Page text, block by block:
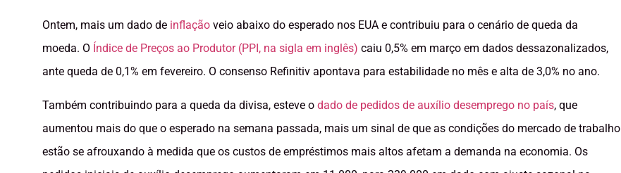
Ontem, mais um dado de inflação veio abaixo do esperado nos EUA e contribuiu para o cenário de queda da
moeda. O Índice de Preços ao Produtor (PPI, na sigla em inglês) caiu 0,5% em março em dados dessazonalizados,
ante queda de 0,1% em fevereiro. O consenso Refinitiv apontava para estabilidade no mês e alta de 3,0% no ano.
Também contribuindo para a queda da divisa, esteve o dado de pedidos de auxílio desemprego no país, que
aumentou mais do que o esperado na semana passada, mais um sinal de que as condições do mercado de trabalho
estão se afrouxando à medida que os custos de empréstimos mais altos afetam a demanda na economia. Os